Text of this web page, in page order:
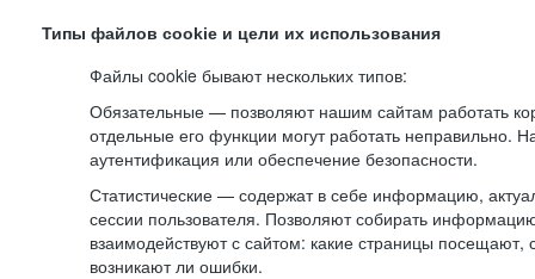
Типы файлов cookie и цели их использования
Файлы cookie бывают нескольких типов:
Обязательные — позволяют нашим сайтам работать
отдельные его функции могут работать неправильно.
аутентификация или обеспечение безопасности.
Статистические — содержат в себе информацию,
сессии пользователя. Позволяют собирать
взаимодействуют с сайтом: какие страницы посещают,
возникают ли ошибки.